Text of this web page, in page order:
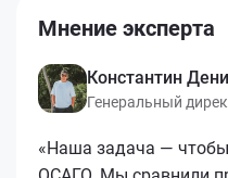
Мнение эксперта
Константин
Генеральный
«Наша задача —